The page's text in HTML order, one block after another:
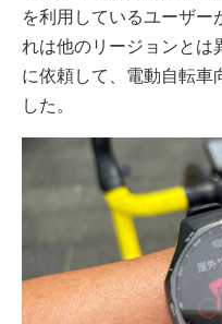
を利用しているユーザー
れは他のリージョンとは
に依頼して、電動自転車
した。